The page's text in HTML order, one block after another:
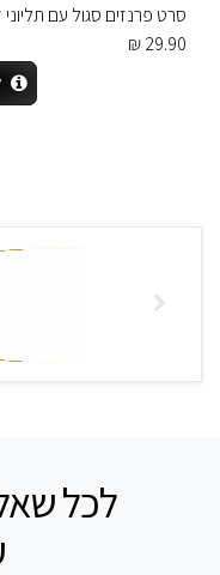
סרט פרנזים סגול עם תליוני זהב – 12
29.90 ₪
לכל